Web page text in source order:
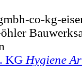
co-kg-
KG Hygiene